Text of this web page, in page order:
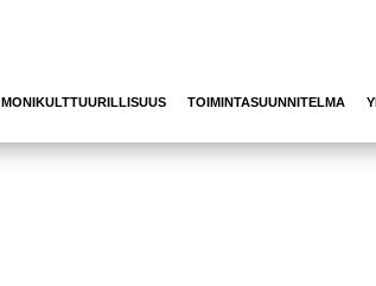
MONIKULTTUURILLISUUS TOIMINTASUUNNITELMA